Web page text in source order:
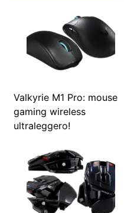
Valkyrie M1 Pro: mouse
gaming wireless
ultraleggero!